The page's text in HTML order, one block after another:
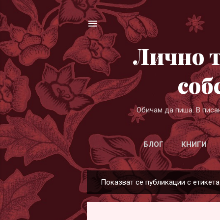
Лично
Обичам да пиша. В
БЛОГ КНИГИ
у
Показват се публикации с етикета